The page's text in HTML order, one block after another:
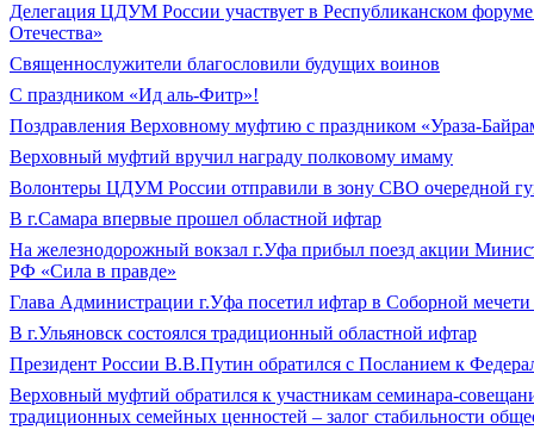
Делегация ЦДУМ России участвует в Республиканском
Отечества»
Священнослужители благословили будущих воинов
С праздником «Ид аль-Фитр»!
Поздравления Верховному муфтию с праздником «Ураза-
Верховный муфтий вручил награду полковому имаму
Волонтеры ЦДУМ России отправили в зону СВО очередной
В г.Самара впервые прошел областной ифтар
На железнодорожный вокзал г.Уфа прибыл поезд акции
РФ «Сила в правде»
Глава Администрации г.Уфа посетил ифтар в Соборной
В г.Ульяновск состоялся традиционный областной ифтар
Президент России В.В.Путин обратился с Посланием к
Верховный муфтий обратился к участникам семинара-
традиционных семейных ценностей – залог стабильности